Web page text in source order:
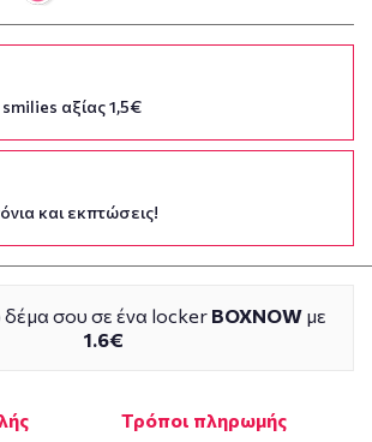
αξίας 1,5€
και εκπτώσεις!
σου σε ένα locker BOXNOW με
1.6€
Τρόποι πληρωμής